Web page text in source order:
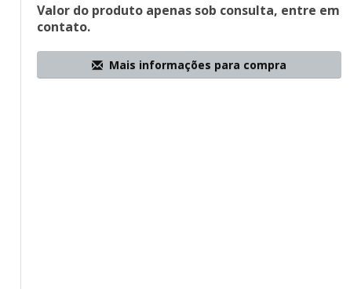
Valor do produto apenas sob consulta, entre em
contato.
Mais informações para compra